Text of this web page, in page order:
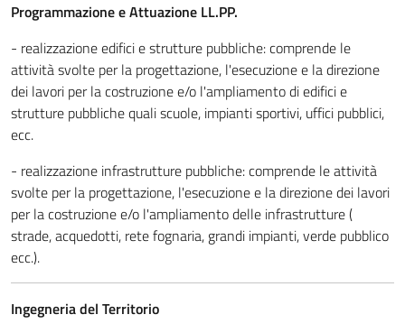
Programmazione e Attuazione LL.PP.
- realizzazione edifici e strutture pubbliche: comprende le
attività svolte per la progettazione, l'esecuzione e la direzione
dei lavori per la costruzione e/o l'ampliamento di edifici e
strutture pubbliche quali scuole, impianti sportivi, uffici pubblici,
ecc.
- realizzazione infrastrutture pubbliche: comprende le attività
svolte per la progettazione, l'esecuzione e la direzione dei lavori
per la costruzione e/o l'ampliamento delle infrastrutture (
strade, acquedotti, rete fognaria, grandi impianti, verde pubblico
ecc.).
Ingegneria del Territorio